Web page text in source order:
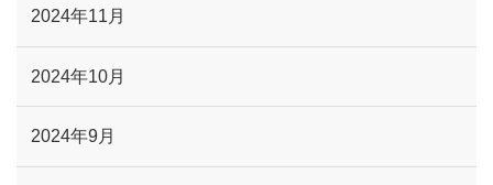
2024年11月
2024年10月
2024年9月